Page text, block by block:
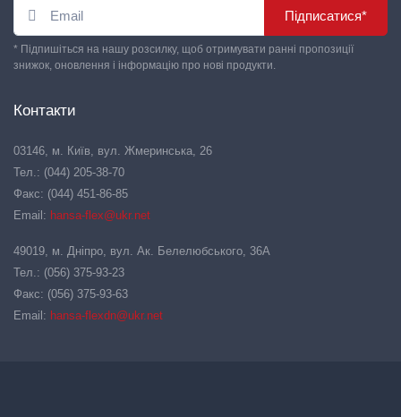
Підписатися*
* Підпишіться на нашу розсилку, щоб отримувати ранні пропозиції
знижок, оновлення і інформацію про нові продукти.
Контакти
03146, м. Київ, вул. Жмеринська, 26
Тел.: (044) 205-38-70
Факс: (044) 451-86-85
Email: hansa-flex@ukr.net
49019, м. Дніпро, вул. Ак. Белелюбського, 36А
Тел.: (056) 375-93-23
Факс: (056) 375-93-63
Email: hansa-flexdn@ukr.net